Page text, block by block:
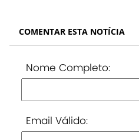
COMENTAR ESTA NOTÍCIA
Nome Completo:
Email Válido: